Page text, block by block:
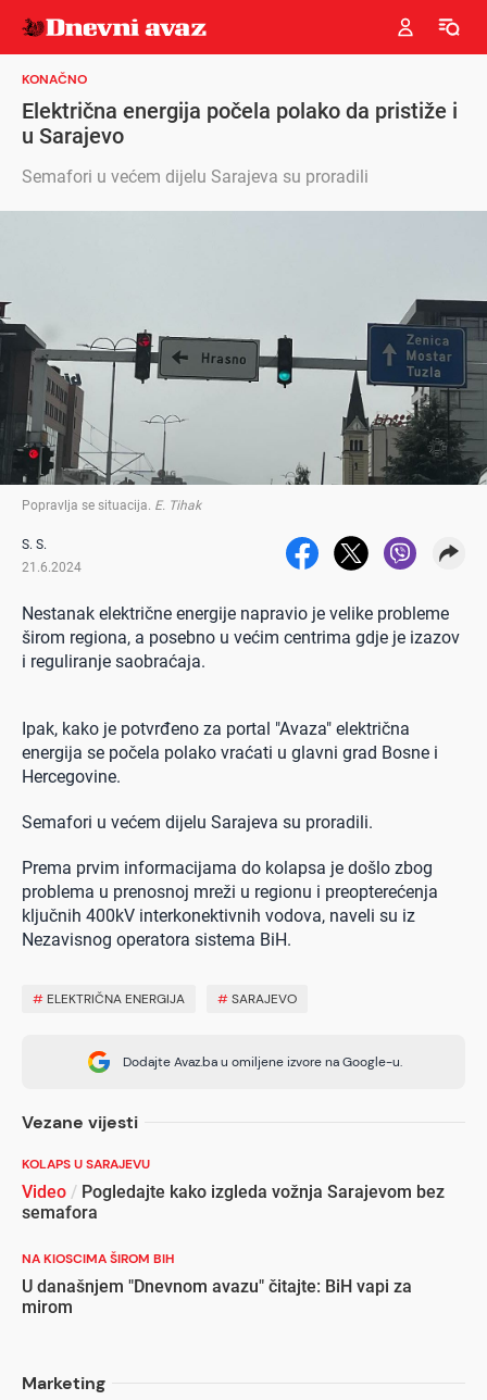
KONAČNO
Električna energija počela polako da pristiže i
u Sarajevo
Semafori u većem dijelu Sarajeva su proradili
Popravlja se situacija E. Tihak
S. S.
21.6.2024
Nestanak električne energije napravio je velike probleme
širom regiona, a posebno u većim centrima gdje je izazov
i reguliranje saobraćaja.
Ipak, kako je potvrđeno za portal "Avaza" električna
energija se počela polako vraćati u glavni grad Bosne i
Hercegovine.
Semafori u većem dijelu Sarajeva su proradili.
Prema prvim informacijama do kolapsa je došlo zbog
problema u prenosnoj mreži u regionu i preopterećenja
ključnih 400kV interkonektivnih vodova, naveli su iz
Nezavisnog operatora sistema BiH.
# ELEKTRIČNA ENERGIJA #SARAJEVO
Dodajte Avaz.ba u omiljene izvore na Google-u.
Vezane vijesti
KOLAPS U SARAJEVU
Video / Pogledajte kako izgleda vožnja Sarajevom bez
semafora
NA KIOSCIMA ŠIROM BIH
U današnjem "Dnevnom avazu" čitajte: BiH vapi za
mirom
Marketing